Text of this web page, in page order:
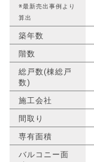
※最新売出事例より
算出
築年数
階数
総戸数(棟総戸
数)
施工会社
間取り
専有面積
バルコニー面